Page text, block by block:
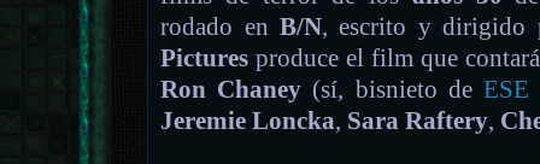
rodado en B/N, escrito y
Pictures produce el film que
Ron Chaney (sí, bisnieto de ESE
Jeremie Loncka, Sara Raftery,